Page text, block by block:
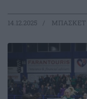
14.12.2025 ΜΠΑΣΚΕΤ